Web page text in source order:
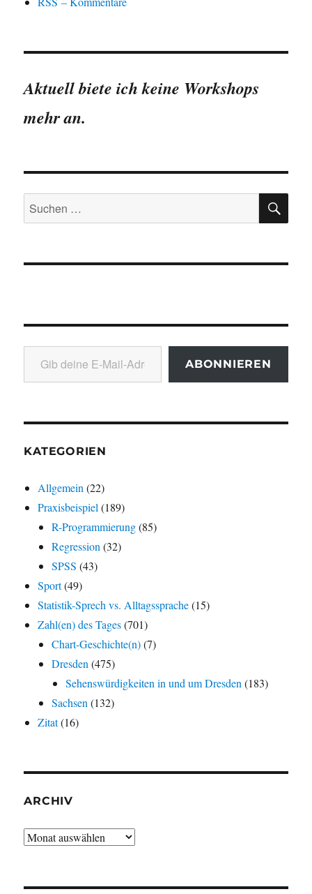
Aktuell biete ich keine Workshops
mehr an.
Suchen
nach:
Gib deine E-Mail-Adresse ein ...
ABONNIEREN
KATEGORIEN
Allgemein (22)
Praxisbeispiel (189)
R-Programmierung(85)
Regression (32)
SPSS (43)
Sport(49)
Statistik-Sprech vs. Alltagssprache(15)
Zahl(en) des Tages(701)
Chart-Geschichte(n)(7)
Dresden (475)
Sehenswürdigkeiten in und um Dresden (183)
Sachsen (132)
Zitat(16)
ARCHIV
Archiv